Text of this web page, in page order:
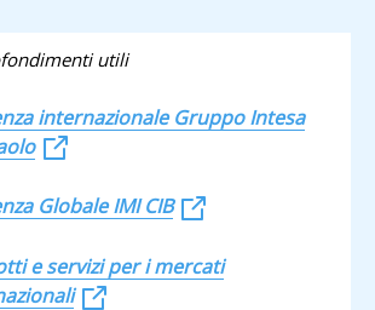
utili
internazionale Gruppo Intesa
Globale IMI CIB
e servizi​ per i mercati